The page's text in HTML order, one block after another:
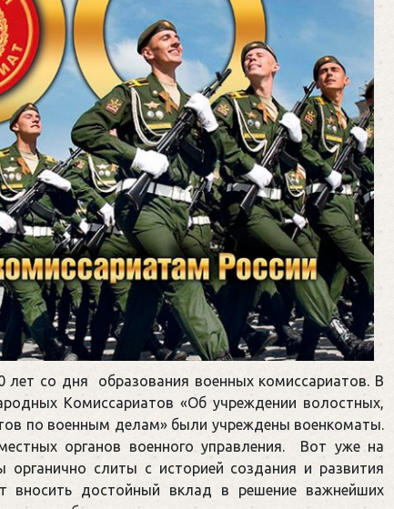
лет со дня образования военных комиссариатов. В
Комиссариатов «Об учреждении волостных,
по военным делам» были учреждены военкоматы.
органов военного управления. Вот уже на
слиты с историей создания и развития
достойный вклад в решение важнейших
Клегг, Д. Месси против Роналду.
Противостояние XXI века. —
Москва, 2024. — 457, [2] с.
Представьте себе идеальную битву на
футбольном поле, где Месси и Роналду
соперничают лицом к лицу.
Кто из них победит? Кто найдет верный
выход из сложной ситуации на поле и
щепетильной в жизни? Кто принесет своей ...